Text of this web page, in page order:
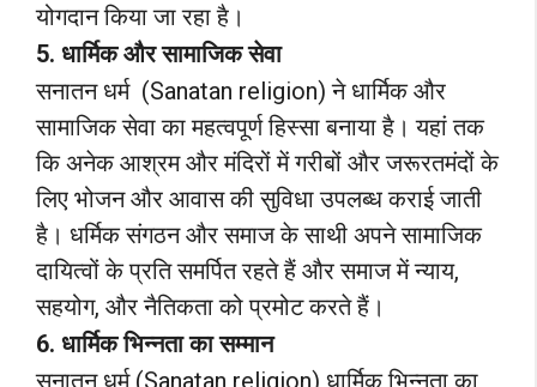
योगदान किया जा रहा है।
5. धार्मिक और सामाजिक सेवा
सनातन धर्म (Sanatan religion) ने धार्मिक और
सामाजिक सेवा का महत्वपूर्ण हिस्सा बनाया है। यहां तक
कि अनेक आश्रम और मंदिरों में गरीबों और जरूरतमंदों के
लिए भोजन और आवास की सुविधा उपलब्ध कराई जाती
है। धर्मिक संगठन और समाज के साथी अपने सामाजिक
दायित्वों के प्रति समर्पित रहते हैं और समाज में न्याय,
सहयोग, और नैतिकता को प्रमोट करते हैं।
6. धार्मिक भिन्नता का सम्मान
सनातन धर्म (Sanatan religion) धार्मिक भिन्नता का